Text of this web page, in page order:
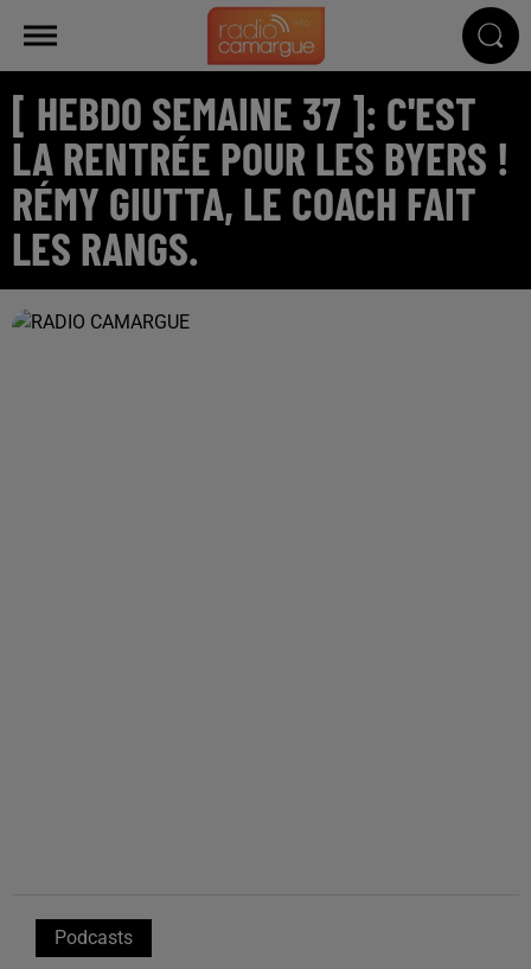
[ HEBDO SEMAINE 37 ]: C'EST
LA RENTRÉE POUR LES BYERS !
RÉMY GIUTTA, LE COACH FAIT
LES RANGS.
Podcasts